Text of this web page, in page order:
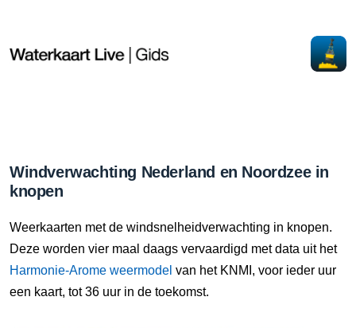
Windverwachting Nederland en Noordzee in
knopen
Weerkaarten met de windsnelheidverwachting in knopen.
Deze worden vier maal daags vervaardigd met data uit het
Harmonie-Arome weermodel van het KNMI, voor ieder uur
een kaart, tot 36 uur in de toekomst.